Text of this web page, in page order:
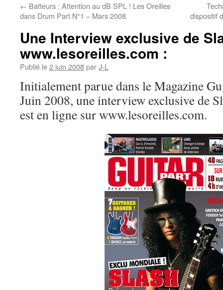
← Batteurs : Attention au dB SPL ! Les Oreilles
dans Drum Part N°1 – Mars 2008
dispositif
Une Interview exclusive de
www.lesoreilles.com :
Publié le2 juin 2008parJ-L
Initialement parue dans le Magazine
Juin 2008, une interview exclusive de
est en ligne sur www.lesoreilles.com.